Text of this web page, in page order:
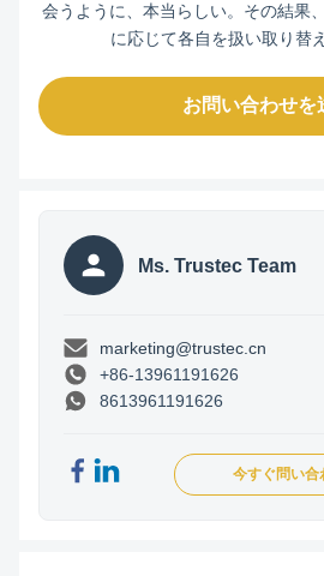
会うように、本当らしい。その結果
に応じて各自を扱い取り替
お問い合わせを
Ms. Trustec Team
marketing@trustec.cn
+86-13961191626
8613961191626
今すぐ問い合